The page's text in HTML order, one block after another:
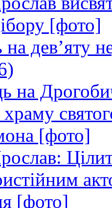
[фото]
дев’яту
на
[фото]
[фото]